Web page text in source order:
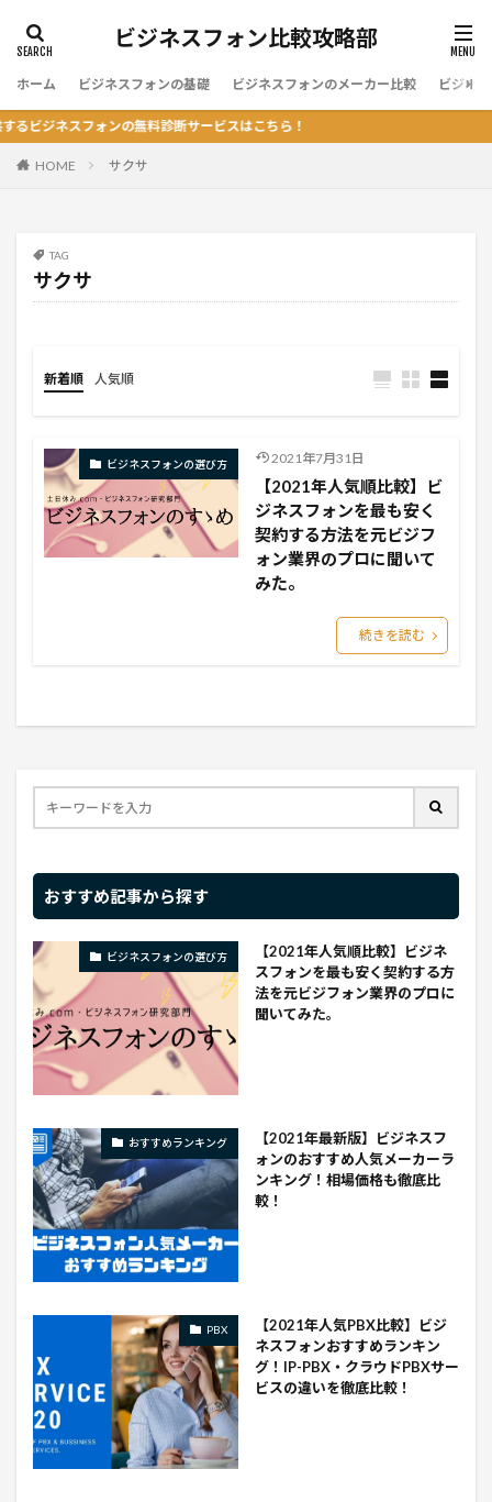
ビジネスフォン比較攻略部
ホーム ビジネスフォンの基礎 ビジネスフォンのメーカー比較 ビジネ
ジネスフォンの無料診断サービスはこちら！
HOME サクサ
TAG
サクサ
新着順 人気順
ビジネスフォンの選び方 2021年7月31日
【2021年人気順比較】ビ
ジネスフォンを最も安く
契約する方法を元ビジフ
ォン業界のプロに聞いて
みた。
続きを読む
おすすめ記事から探す
ビジネスフォンの選び方
【2021年人気順比較】ビジネ
スフォンを最も安く契約する方
法を元ビジフォン業界のプロに
聞いてみた。
おすすめランキング
【2021年最新版】ビジネスフ
ォンのおすすめ人気メーカーラ
ンキング！相場価格も徹底比
較！
PBX
【2021年人気PBX比較】ビジ
ネスフォンおすすめランキン
グ！IP-PBX・クラウドPBXサー
ビスの違いを徹底比較！